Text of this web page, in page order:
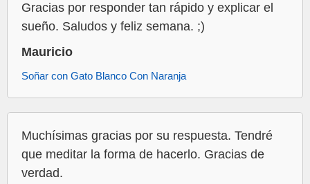
Gracias por responder tan rápido y explicar el
sueño. Saludos y feliz semana. ;)
Mauricio
Soñar con Gato Blanco Con Naranja
Muchísimas gracias por su respuesta. Tendré
que meditar la forma de hacerlo. Gracias de
verdad.